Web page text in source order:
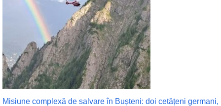
Misiune complexă de salvare în Bușteni: doi cetățeni germani,